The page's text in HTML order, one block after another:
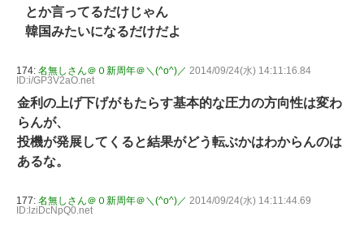
とか言ってるだけじゃん
韓国みたいになるだけだよ
174: 名無しさん＠０新周年＠＼(^o^)／ 2014/09/24(水) 14:11:16.84
ID:i/GP3V2aO.net
金利の上げ下げがもたらす基本的な圧力の方向性は変わ
らんが、
投機が発展してくると結果がどう転ぶかはわからんのは
あるな。
177: 名無しさん＠０新周年＠＼(^o^)／ 2014/09/24(水) 14:11:44.69
ID:lziDcNpQ0.net